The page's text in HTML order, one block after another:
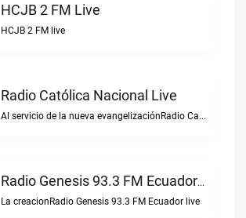
HCJB 2 FM Live
HCJB 2 FM live
Radio Católica Nacional Live
Al servicio de la nueva evangelizaciónRadio Católica Nacional live
Radio Genesis 93.3 FM Ecuador Live
La creacionRadio Genesis 93.3 FM Ecuador live